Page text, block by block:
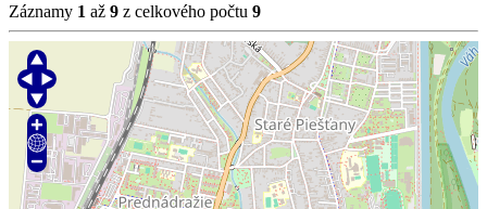
Záznamy 1 až 9 z celkového počtu 9